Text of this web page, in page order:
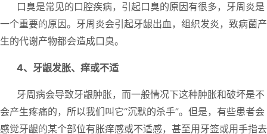
口臭是常见的口腔疾病，引起口臭的原因有很多，牙周炎是
一个重要的原因。牙周炎会引起牙龈出血，组织发炎，致病菌产
生的代谢产物都会造成口臭。
4、牙龈发胀、痒或不适
牙周病会导致牙龈肿胀，而一般情况下这种肿胀和破坏是不
会产生疼痛的，所以我们叫它“沉默的杀手”。但是，有些患者会
感觉牙龈的某个部位有胀痒感或不适感，甚至用牙签或用手指去